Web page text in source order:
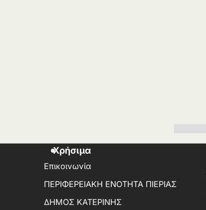
Χρήσιμα
Επικοινωνία
ΠΕΡΙΦΕΡΕΙΑΚΗ ΕΝΟΤΗΤΑ ΠΙΕΡΙΑΣ
ΔΗΜΟΣ ΚΑΤΕΡΙΝΗΣ